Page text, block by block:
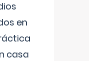
en
casa